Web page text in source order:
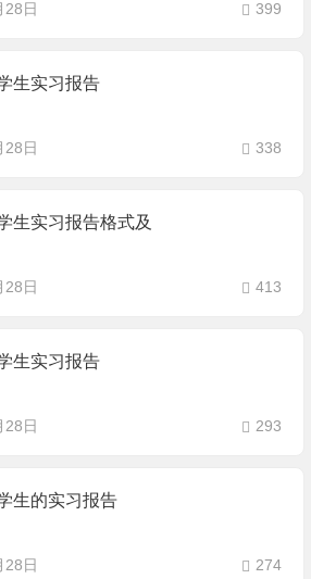
28日 399
生实习报告
28日 338
生实习报告格式及
28日 413
生实习报告
28日 293
生的实习报告
28日 274